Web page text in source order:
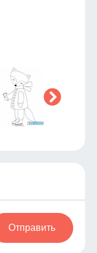
Отправить